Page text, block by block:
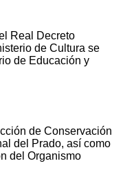
Real Decreto
de Cultura se
de Educación y
de Conservación
del Prado, así como
del Organismo